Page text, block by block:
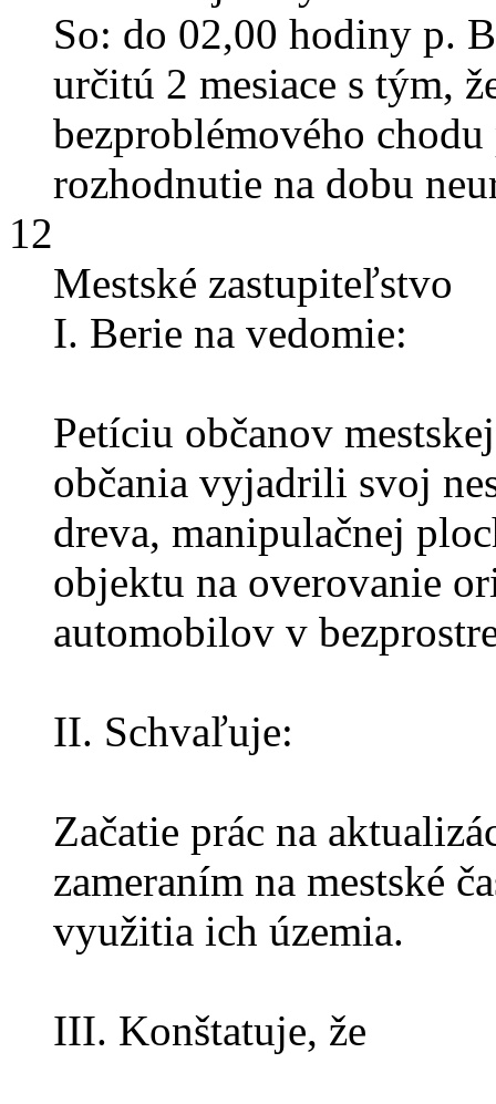
So: do 02,00 hodiny p.
určitú 2 mesiace s tým,
bezproblémového
rozhodnutie na dobu
12
Mestské zastupiteľstvo
I. Berie na vedomie:
Petíciu občanov
občania vyjadrili svoj
dreva, manipulačnej
objektu na overovanie
automobilov v
II. Schvaľuje:
Začatie prác na
zameraním na mestské
využitia ich územia.
III. Konštatuje, že